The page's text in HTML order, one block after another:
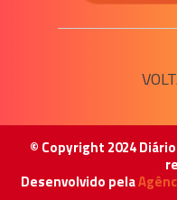
© Copyright 2024
Desenvolvido pela